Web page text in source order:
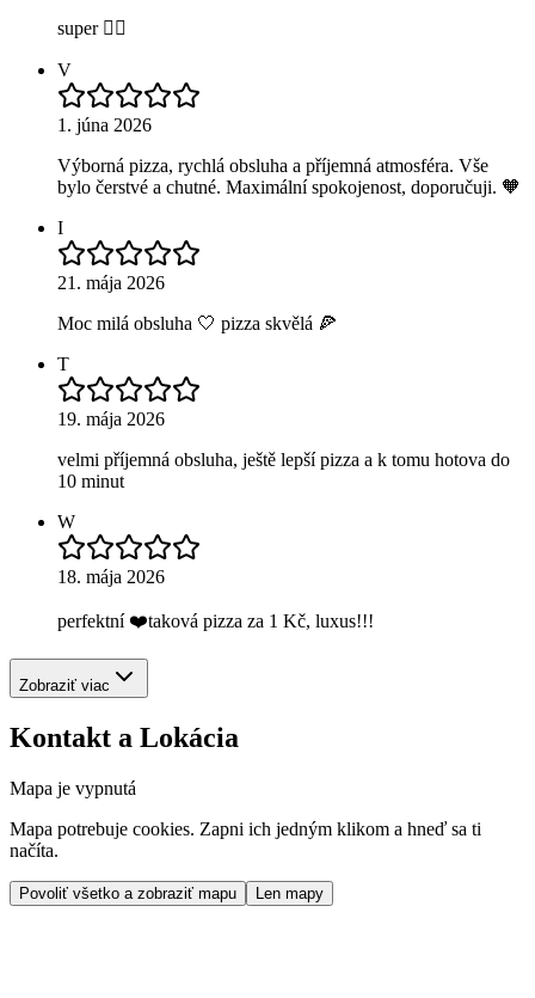
super 👍🏻
V
1. júna 2026
Výborná pizza, rychlá obsluha a příjemná atmosféra. Vše
bylo čerstvé a chutné. Maximální spokojenost, doporučuji. 🧡
I
21. mája 2026
Moc milá obsluha 🤍 pizza skvělá 🍕
T
19. mája 2026
velmi příjemná obsluha, ještě lepší pizza a k tomu hotova do
10 minut
W
18. mája 2026
perfektní ❤️taková pizza za 1 Kč, luxus!!!
Zobraziť viac
Kontakt a Lokácia
Mapa je vypnutá
Mapa potrebuje cookies. Zapni ich jedným klikom a hneď sa ti
načíta.
Povoliť všetko a zobraziť mapu Len mapy